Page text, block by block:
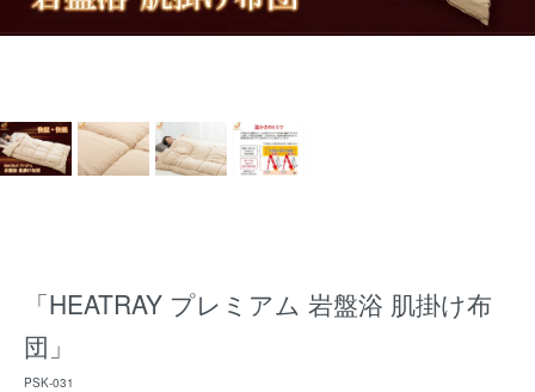
「HEATRAY プレミアム 岩盤浴 肌掛け布
団」
PSK-031